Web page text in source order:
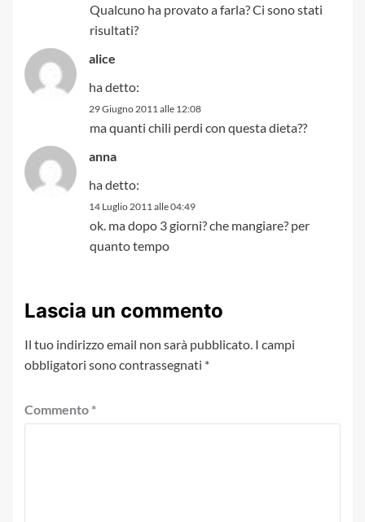
Qualcuno ha provato a farla? Ci sono stati
risultati?
alice
ha detto:
29 Giugno 2011 alle 12:08
ma quanti chili perdi con questa dieta??
anna
ha detto:
14 Luglio 2011 alle 04:49
ok. ma dopo 3 giorni? che mangiare? per
quanto tempo
Lascia un commento
Il tuo indirizzo email non sarà pubblicato. I campi
obbligatori sono contrassegnati *
Commento *